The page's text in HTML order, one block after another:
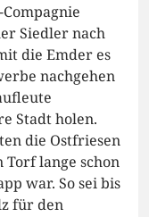
Siedler nach
die Emder es
nachgehen
Stadt holen.
die Ostfriesen
lange schon
war. So sei bis
für den